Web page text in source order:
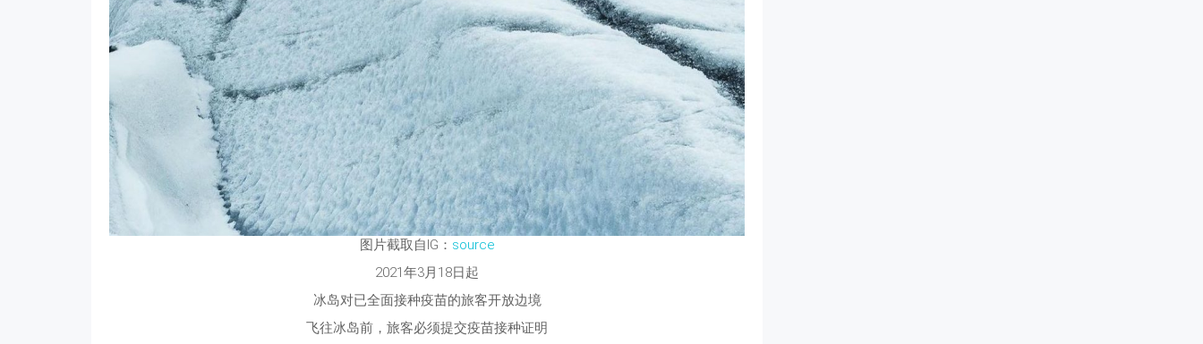
图片截取自IG： source
2021年3月18日起
冰岛对已全面接种疫苗的旅客开放边境
飞往冰岛前，旅客必须提交疫苗接种证明